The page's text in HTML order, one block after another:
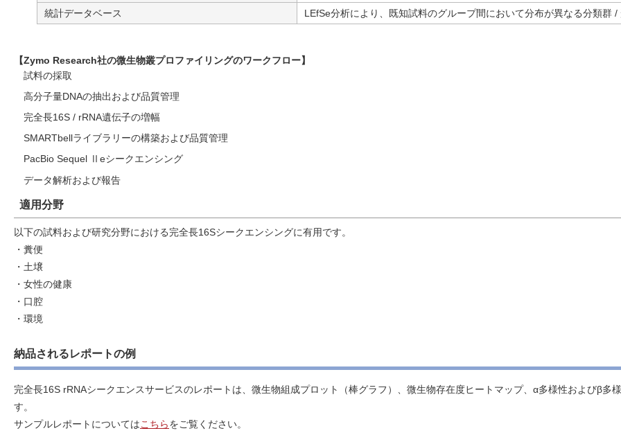
統計データベース LEfSe分析により、既知試料のグループ間において分布が異なる分類群 /
【Zymo Research社の微生物叢プロファイリングのワークフロー】
試料の採取
高分子量DNAの抽出および品質管理
完全長16S / rRNA遺伝子の増幅
SMARTbellライブラリーの構築および品質管理
PacBio Sequel Ⅱeシークエンシング
データ解析および報告
適用分野
以下の試料および研究分野における完全長16Sシークエンシングに有用です。
・糞便
・土壌
・女性の健康
・口腔
・環境
納品されるレポートの例
完全長16S rRNAシークエンスサービスのレポートは、微生物組成プロット（棒グラフ）、微生物存在度ヒートマップ、α多様性およびβ多
す。
サンプルレポートについてはこちらをご覧ください。